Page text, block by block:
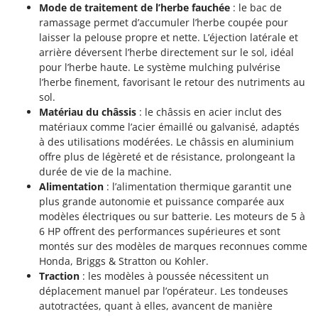
Mode de traitement de l’herbe fauchée : le bac de
ramassage permet d’accumuler l’herbe coupée pour
laisser la pelouse propre et nette. L’éjection latérale et
arrière déversent l’herbe directement sur le sol, idéal
pour l’herbe haute. Le système mulching pulvérise
l’herbe finement, favorisant le retour des nutriments au
sol.
Matériau du châssis : le châssis en acier inclut des
matériaux comme l’acier émaillé ou galvanisé, adaptés
à des utilisations modérées. Le châssis en aluminium
offre plus de légèreté et de résistance, prolongeant la
durée de vie de la machine.
Alimentation : l’alimentation thermique garantit une
plus grande autonomie et puissance comparée aux
modèles électriques ou sur batterie. Les moteurs de 5 à
6 HP offrent des performances supérieures et sont
montés sur des modèles de marques reconnues comme
Honda, Briggs & Stratton ou Kohler.
Traction : les modèles à poussée nécessitent un
déplacement manuel par l’opérateur. Les tondeuses
autotractées, quant à elles, avancent de manière